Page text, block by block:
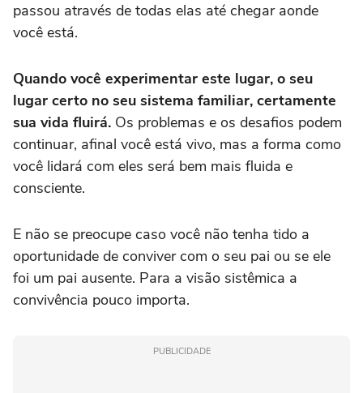
passou através de todas elas até chegar aonde
você está.
Quando você experimentar este lugar, o seu
lugar certo no seu sistema familiar, certamente
sua vida fluirá. Os problemas e os desafios podem
continuar, afinal você está vivo, mas a forma como
você lidará com eles será bem mais fluida e
consciente.
E não se preocupe caso você não tenha tido a
oportunidade de conviver com o seu pai ou se ele
foi um pai ausente. Para a visão sistêmica a
convivência pouco importa.
PUBLICIDADE